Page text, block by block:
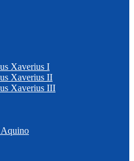
Xaverius I
Xaverius II
Xaverius III
Aquino